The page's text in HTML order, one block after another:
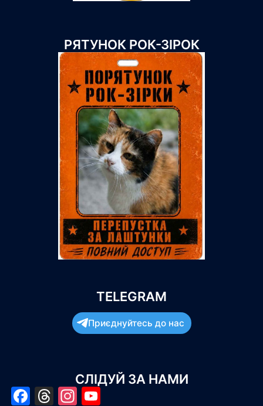
РЯТУНОК РОК-ЗІРОК
TELEGRAM
Приєднуйтесь до нас
СЛІДУЙ ЗА НАМИ
Facebook
Threads
Instagram